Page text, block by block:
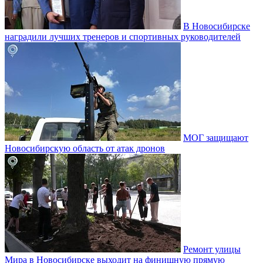
В Новосибирске
наградили лучших тренеров и спортивных руководителей
МОГ защищают
Новосибирскую область от атак дронов
Ремонт улицы
Мира в Новосибирске выходит на финишную прямую